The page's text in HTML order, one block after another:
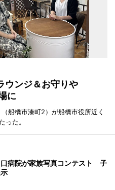
ウンジ＆お守りや
に
船橋市湊町2）が船橋市役所近く
った。
病院が家族写真コンテスト 子